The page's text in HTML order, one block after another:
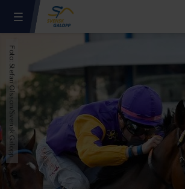
Foto: Stefan Olsson/Svensk Galopp